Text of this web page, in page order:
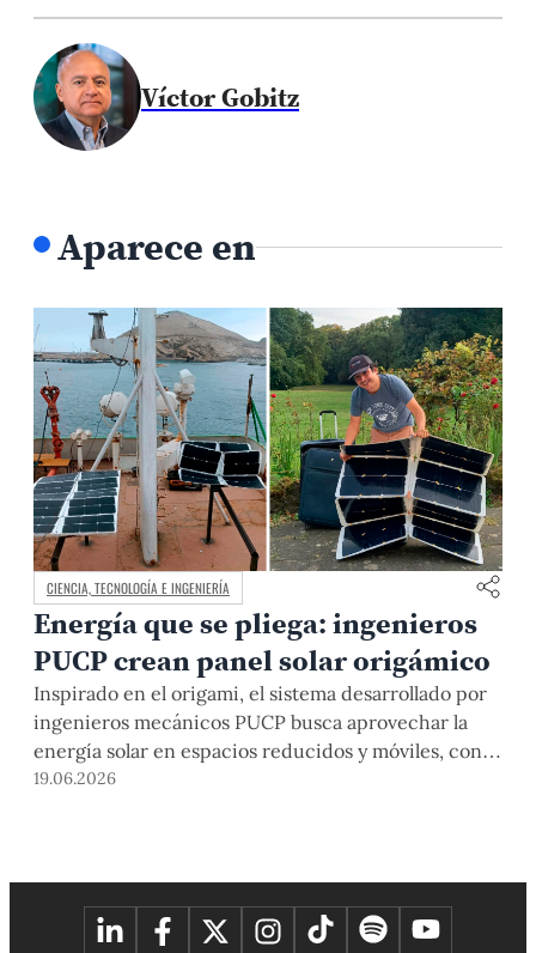
Víctor Gobitz
Aparece en
CIENCIA, TECNOLOGÍA E INGENIERÍA
Energía que se pliega: ingenieros
PUCP crean panel solar origámico
Inspirado en el origami, el sistema desarrollado por
ingenieros mecánicos PUCP busca aprovechar la
energía solar en espacios reducidos y móviles, con
una primera aplicación pensada para lanchas
19.06.2026